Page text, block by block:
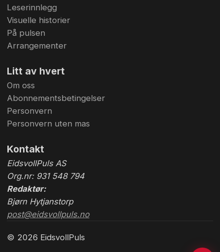
Leserinnlegg
Visuelle historier
På pulsen
Arrangementer
Litt av hvert
Om oss
Abonnementsbetingelser
Personvern
Personvern uten mas
Kontakt
EidsvollPuls AS
Org.nr: 931 548 794
Redaktør:
Bjørn Hytjanstorp
post@eidsvollpuls.no
© 2026 EidsvollPuls